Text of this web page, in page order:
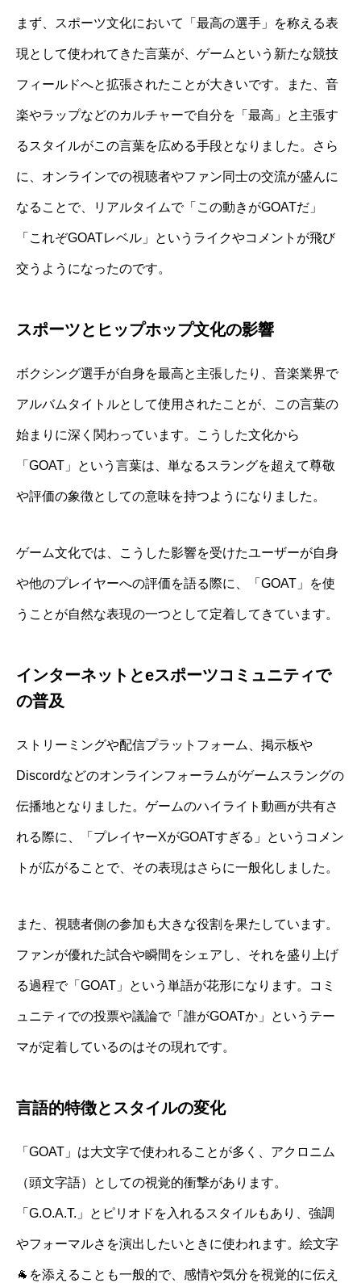
まず、スポーツ文化において「最高の選手」を称える表
現として使われてきた言葉が、ゲームという新たな競技
フィールドへと拡張されたことが大きいです。また、音
楽やラップなどのカルチャーで自分を「最高」と主張す
るスタイルがこの言葉を広める手段となりました。さら
に、オンラインでの視聴者やファン同士の交流が盛んに
なることで、リアルタイムで「この動きがGOATだ」
「これぞGOATレベル」というライクやコメントが飛び
交うようになったのです。
スポーツとヒップホップ文化の影響
ボクシング選手が自身を最高と主張したり、音楽業界で
アルバムタイトルとして使用されたことが、この言葉の
始まりに深く関わっています。こうした文化から
「GOAT」という言葉は、単なるスラングを超えて尊敬
や評価の象徴としての意味を持つようになりました。
ゲーム文化では、こうした影響を受けたユーザーが自身
や他のプレイヤーへの評価を語る際に、「GOAT」を使
うことが自然な表現の一つとして定着してきています。
インターネットとeスポーツコミュニティで
の普及
ストリーミングや配信プラットフォーム、掲示板や
Discordなどのオンラインフォーラムがゲームスラングの
伝播地となりました。ゲームのハイライト動画が共有さ
れる際に、「プレイヤーXがGOATすぎる」というコメン
トが広がることで、その表現はさらに一般化しました。
また、視聴者側の参加も大きな役割を果たしています。
ファンが優れた試合や瞬間をシェアし、それを盛り上げ
る過程で「GOAT」という単語が花形になります。コミ
ュニティでの投票や議論で「誰がGOATか」というテー
マが定着しているのはその現れです。
言語的特徴とスタイルの変化
「GOAT」は大文字で使われることが多く、アクロニム
（頭文字語）としての視覚的衝撃があります。
「G.O.A.T.」とピリオドを入れるスタイルもあり、強調
やフォーマルさを演出したいときに使われます。絵文字
🐐を添えることも一般的で、感情や気分を視覚的に伝え